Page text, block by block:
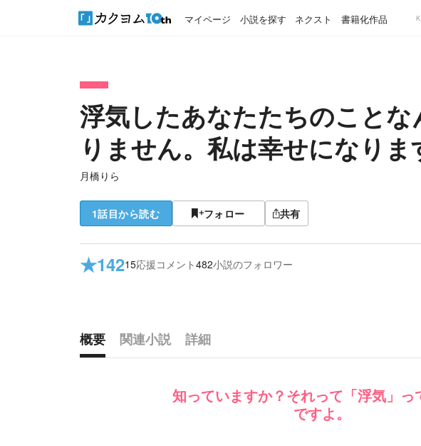
マイページ 小説を探す ネクスト 書籍化作品
浮気したあなたたちのことな
りません。私は幸せになりま
月橋りら
1話目から読む フォロー 共有
★14215応援コメント482小説のフォロワー
概要 関連小説
詳細
知っていますか？それって「浮気」っ
ですよ。